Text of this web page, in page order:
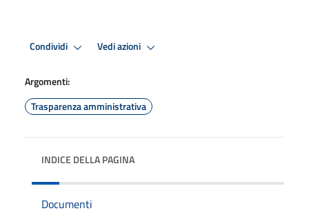
Condividi Vedi azioni
Argomenti:
Trasparenza amministrativa
INDICE DELLA PAGINA
Documenti